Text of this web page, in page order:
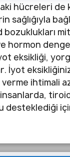
hücreleri de
sağlığıyla
bozuklukları
hormon
eksikliği,
İyot
ihtimali
desteklediği